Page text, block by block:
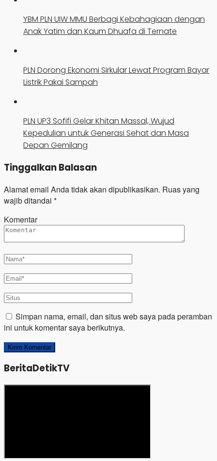
YBM PLN UIW MMU Berbagi Kebahagiaan dengan
Anak Yatim dan Kaum Dhuafa di Ternate
PLN Dorong Ekonomi Sirkular Lewat Program Bayar
Listrik Pakai Sampah
PLN UP3 Sofifi Gelar Khitan Massal, Wujud
Kepedulian untuk Generasi Sehat dan Masa
Depan Gemilang
Tinggalkan Balasan
Alamat email Anda tidak akan dipublikasikan. Ruas yang
wajib ditandai *
Komentar
Simpan nama, email, dan situs web saya pada peramban
ini untuk komentar saya berikutnya.
BeritaDetikTV